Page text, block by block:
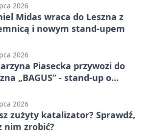
2026
Midas wraca do Leszna z
i nowym stand-upem
2026
Piasecka przywozi do
„BAGUS” - stand-up o
2026
zużyty katalizator? Sprawdź,
nim zrobić?